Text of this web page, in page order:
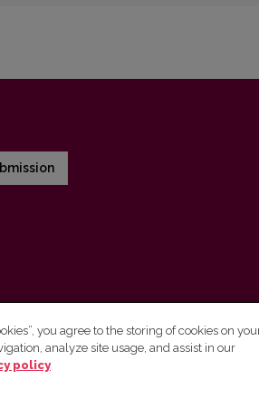
Press
you agree to the storing of cookies on
analyze site usage, and assist in our
policy